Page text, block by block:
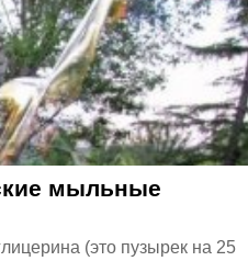
мыльные
(это пузырек на 25